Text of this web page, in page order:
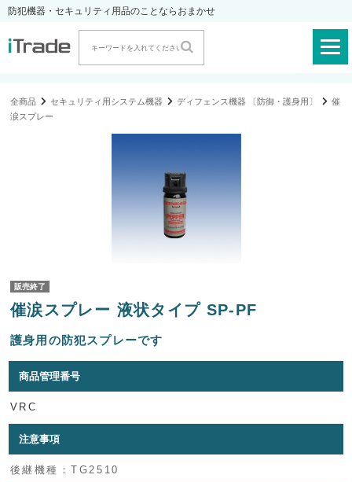
防犯機器・セキュリティ用品のことならおまかせ
全商品 セキュリティ用システム機器 ディフェンス機器 〔防御・護身用〕
催
涙スプレー
販売終了
催涙スプレー 液状タイプ SP-PF
護身用の防犯スプレーです
商品管理番号
VRC
注意事項
後継機種：TG2510